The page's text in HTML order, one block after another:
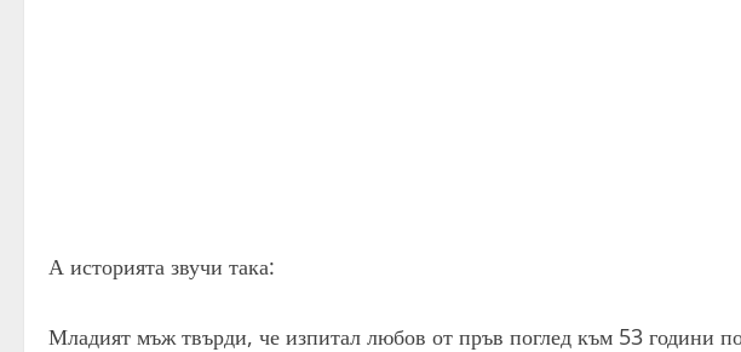
А историята звучи така:
Младият мъж твърди, че изпитал любов от пръв поглед към 53 години